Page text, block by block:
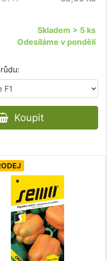
Skladem > 5 ks
Odesíláme v pondělí
Koupit